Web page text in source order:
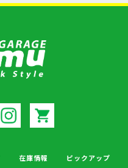
在庫情報 ピックアップ